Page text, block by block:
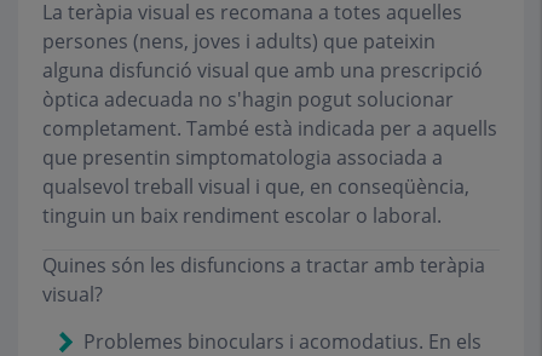
La teràpia visual es recomana a totes aquelles
persones (nens, joves i adults) que pateixin
alguna disfunció visual que amb una prescripció
òptica adecuada no s'hagin pogut solucionar
completament. També està indicada per a aquells
que presentin simptomatologia associada a
qualsevol treball visual i que, en conseqüència,
tinguin un baix rendiment escolar o laboral.
Quines són les disfuncions a tractar amb teràpia
visual?
Problemes binoculars i acomodatius. En els